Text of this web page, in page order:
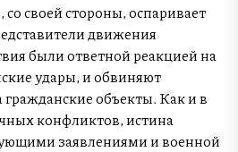
своей стороны, оспаривает
движения
были ответной реакцией на
удары, и обвиняют
гражданские объекты. Как и в
конфликтов, истина
заявлениями и военной